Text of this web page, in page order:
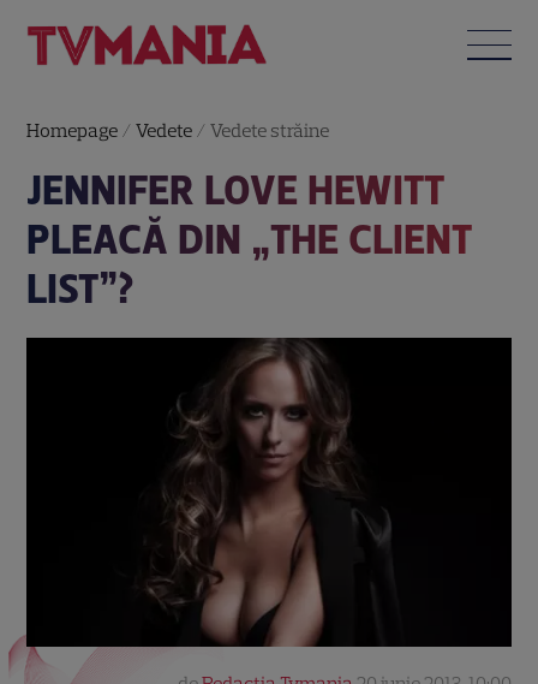
Homepage /Vedete /Vedete străine
JENNIFER LOVE HEWITT
PLEACĂ DIN „THE CLIENT
LIST”?